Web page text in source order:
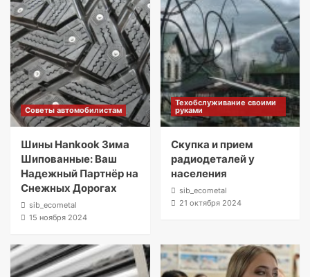
Советы автомобилистам
Шины Hankook Зима
Шипованные: Ваш
Надежный Партнёр на
Снежных Дорогах
sib_ecometal
15 ноября 2024
Техобслуживание своими
руками
Скупка и прием
радиодеталей у
населения
sib_ecometal
21 октября 2024